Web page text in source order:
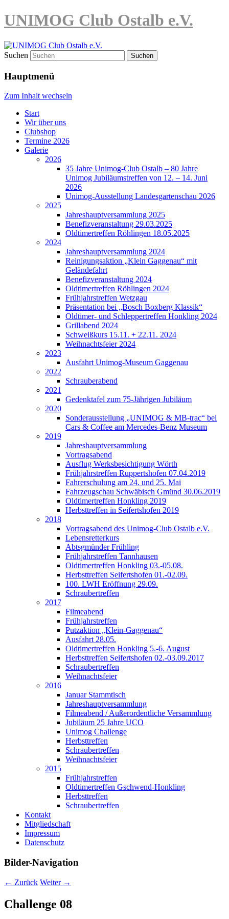
UNIMOG Club Ostalb e.V.
Suchen
Hauptmenü
Zum Inhalt wechseln
Start
Wir über uns
Clubshop
Termine 2026
Galerie
2026
35 Jahre Unimog-Club Ostalb – 80 Jahre
Unimog Jubiläumstreffen von 12. – 14. Juni
2026
Unimog-Ausstellung Landesgartenschau 2026
2025
Jahreshauptversammlung 2025
Benefizveranstaltung 29.03.2025
Oldtimertreffen Röhlingen 18.05.2025
2024
Jahreshauptversammlung 2024
Reinigungsaktion „Klein Gaggenau“ mit
Geländefahrt
Benefizveranstaltung 2024
Oldtimertreffen Röhlingen 2024
Frühjahrstreffen Wetzgau
Präsentation bei „Bosch Boxberg Klassik“
Oldtimer- und Schleppertreffen Honkling 2024
Grillabend 2024
Schweißkurs 15.11. + 22.11. 2024
Weihnachtsfeier 2024
2023
Ausfahrt Unimog-Museum Gaggenau
2022
Schrauberabend
2021
Gedenktafel zum 75-Jährigen Jubiläum
2020
Sonderausstellung „UNIMOG & MB-trac“ bei
Cars & Coffee am Mercedes-Benz Museum
2019
Jahreshauptversammlung
Vortragsabend
Ausflug Werksbesichtigung Wörth
Frühjahrstreffen Ruppertshofen 07.04.2019
Fahrerschulung am 24. und 25. Mai
Fahrzeugschau Schwäbisch Gmünd 30.06.2019
Oldtimertreffen Honkling 2019
Herbsttreffen in Seifertshofen 2019
2018
Vortragsabend des Unimog-Club Ostalb e.V.
Lebensretterkurs
Abtsgmünder Frühling
Frühjahrstreffen Tannhausen
Oldtimertreffen Honkling 03.-05.08.
Herbsttreffen Seifertshofen 01.-02.09.
100. LWH Eröffnung 29.09.
Schraubertreffen
2017
Filmeabend
Frühjahrstreffen
Putzaktion „Klein-Gaggenau“
Ausfahrt 28.05.
Oldtimertreffen Honkling 5.-6. August
Herbsttreffen Seifertshofen 02.-03.09.2017
Schraubertreffen
Weihnachtsfeier
2016
Januar Stammtisch
Jahreshauptversammlung
Filmeabend / Außerordentliche Versammlung
Jubiläum 25 Jahre UCO
Unimog Challenge
Herbsttreffen
Schraubertreffen
Weihnachtsfeier
2015
Frühjahrstreffen
Oldtimertreffen Gschwend-Honkling
Herbsttreffen
Schraubertreffen
Kontakt
Mitgliedschaft
Impressum
Datenschutz
Bilder-Navigation
← Zurück Weiter →
Challenge 08